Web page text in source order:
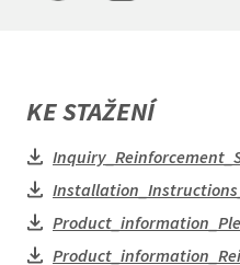
KE STAŽENÍ